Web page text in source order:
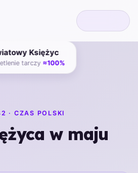
· CZAS POLSKI
w maju
Księżyc
tarczy ≈100%